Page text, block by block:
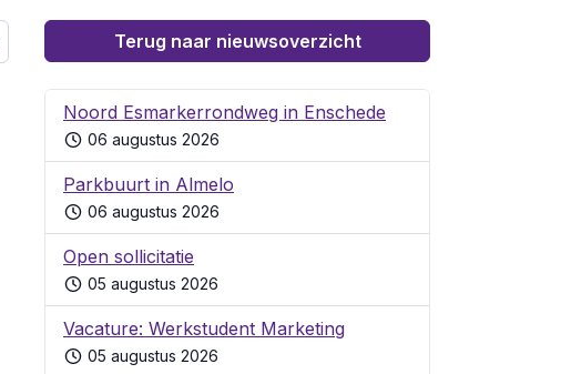
Terug naar nieuwsoverzicht
Noord Esmarkerrondweg in Enschede
06 augustus 2026
Parkbuurt in Almelo
06 augustus 2026
Open sollicitatie
05 augustus 2026
Vacature: Werkstudent Marketing
05 augustus 2026